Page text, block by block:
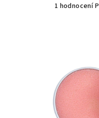
Průměrné
hvězdiček.
1 hodnocení